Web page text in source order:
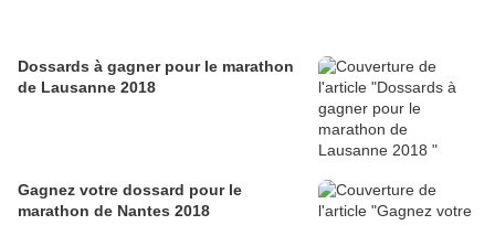
Dossards à gagner pour le marathon
de Lausanne 2018
Gagnez votre dossard pour le
marathon de Nantes 2018